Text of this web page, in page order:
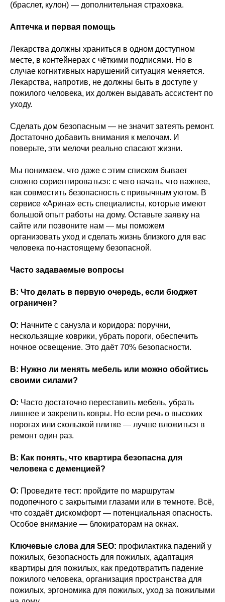
(браслет, кулон) — дополнительная страховка.
Аптечка и первая помощь
Лекарства должны храниться в одном доступном
месте, в контейнерах с чёткими подписями. Но в
случае когнитивных нарушений ситуация меняется.
Лекарства, напротив, не должны быть в доступе у
пожилого человека, их должен выдавать ассистент по
уходу.
Сделать дом безопасным — не значит затеять ремонт.
Достаточно добавить внимания к мелочам. И
поверьте, эти мелочи реально спасают жизни.
Мы понимаем, что даже с этим списком бывает
сложно сориентироваться: с чего начать, что важнее,
как совместить безопасность с привычным уютом. В
сервисе «Арина» есть специалисты, которые имеют
большой опыт работы на дому. Оставьте заявку на
сайте или позвоните нам — мы поможем
организовать уход и сделать жизнь близкого для вас
человека по-настоящему безопасной.
Часто задаваемые вопросы
В: Что делать в первую очередь, если бюджет
ограничен?
О: Начните с санузла и коридора: поручни,
нескользящие коврики, убрать пороги, обеспечить
ночное освещение. Это даёт 70% безопасности.
В: Нужно ли менять мебель или можно обойтись
своими силами?
О: Часто достаточно переставить мебель, убрать
лишнее и закрепить ковры. Но если речь о высоких
порогах или скользкой плитке — лучше вложиться в
ремонт один раз.
В: Как понять, что квартира безопасна для
человека с деменцией?
О: Проведите тест: пройдите по маршрутам
подопечного с закрытыми глазами или в темноте. Всё,
что создаёт дискомфорт — потенциальная опасность.
Особое внимание — блокираторам на окнах.
Ключевые слова для SEO: профилактика падений у
пожилых, безопасность для пожилых, адаптация
квартиры для пожилых, как предотвратить падение
пожилого человека, организация пространства для
пожилых, эргономика для пожилых, уход за пожилыми